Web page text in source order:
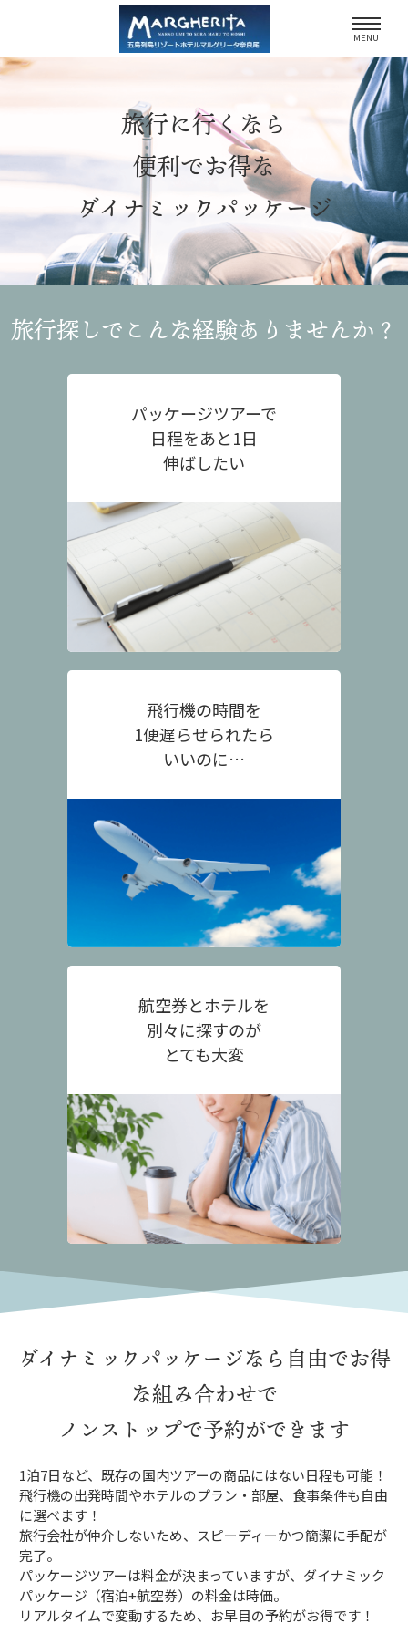
MENU
旅行に行くなら
便利でお得な
ダイナミックパッケージ
旅行探しでこんな経験ありませんか？
パッケージツアーで
日程をあと1日
伸ばしたい
飛行機の時間を
1便遅らせられたら
いいのに…
航空券とホテルを
別々に探すのが
とても大変
ダイナミックパッケージなら 自由でお得
な組み合わせで
ノンストップで予約ができます
1泊7日など、既存の国内ツアーの商品にはない日程も可能！
飛行機の出発時間やホテルのプラン・部屋、食事条件も自由
に選べます！
旅行会社が仲介しないため、スピーディーかつ簡潔に手配が
完了。
パッケージツアーは料金が決まっていますが、ダイナミック
パッケージ（宿泊+航空券）の料金は時価。
リアルタイムで変動するため、お早目の予約がお得です！